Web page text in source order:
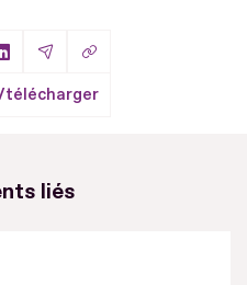
Facebook
sur X
Partager sur LinkedIn
Partager par Email
Copier le lien
télécharger
liés